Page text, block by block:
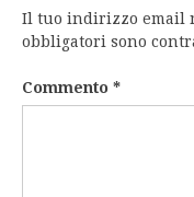
Il tuo indirizzo email
obbligatori sono
Commento *